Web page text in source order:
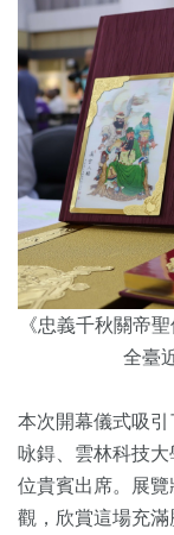
《忠義千秋關帝
全臺
本次開幕儀式吸
咏鍀、雲林科技
位貴賓出席。展
觀，欣賞這場充滿